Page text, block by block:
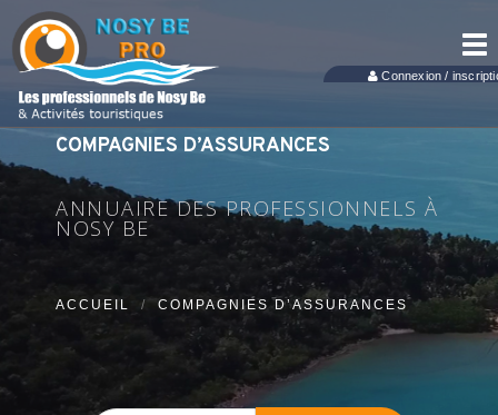
Connexion /
COMPAGNIES D’ASSURANCES
ANNUAIRE DES PROFESSIONNELS À
NOSY BE
ACCUEIL COMPAGNIES D’ASSURANCES